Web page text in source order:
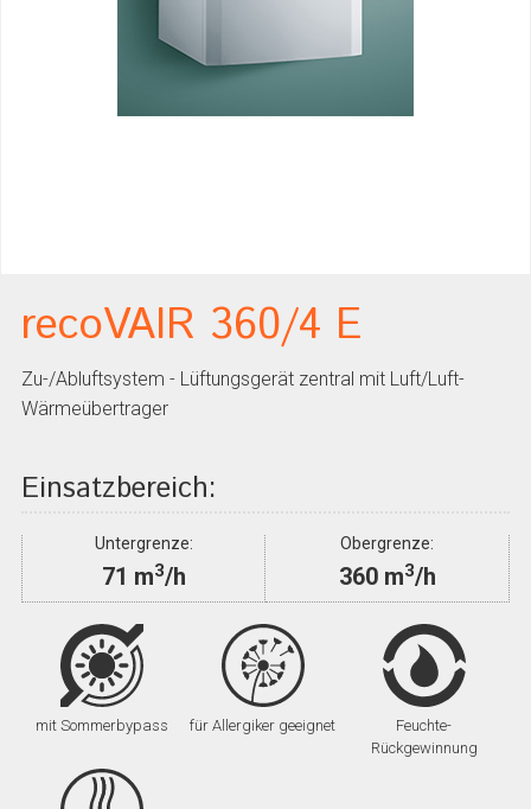
recoVAIR 360/4 E
Zu-/Abluftsystem - Lüftungsgerät zentral mit Luft/Luft-
Wärmeübertrager
Einsatzbereich:
Untergrenze:
71 m3/h
Obergrenze:
360 m3/h
mit Sommerbypass für Allergiker geeignet
Feuchte-
Rückgewinnung